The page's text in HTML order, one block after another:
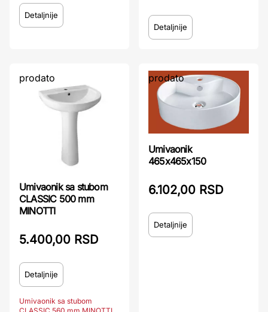
Detaljnije
Detaljnije
prodato
Umivaonik sa stubom
CLASSIC 500 mm
MINOTTI
5.400,00 RSD
Detaljnije
Umivaonik sa stubom
prodato
Umivaonik
465x465x150
6.102,00 RSD
Detaljnije